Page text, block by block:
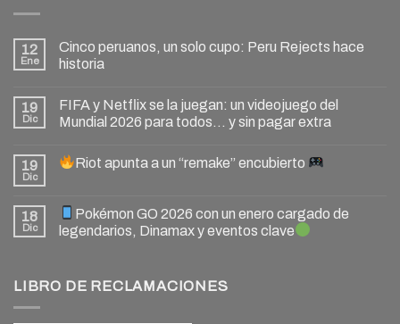
12
Ene
Cinco peruanos, un solo cupo: Peru Rejects hace
historia
19
Dic
FIFA y Netflix se la juegan: un videojuego del
Mundial 2026 para todos… y sin pagar extra
19
Dic
Riot apunta a un “remake” encubierto
18
Dic
Pokémon GO 2026 con un enero cargado de
legendarios, Dinamax y eventos clave
LIBRO DE RECLAMACIONES